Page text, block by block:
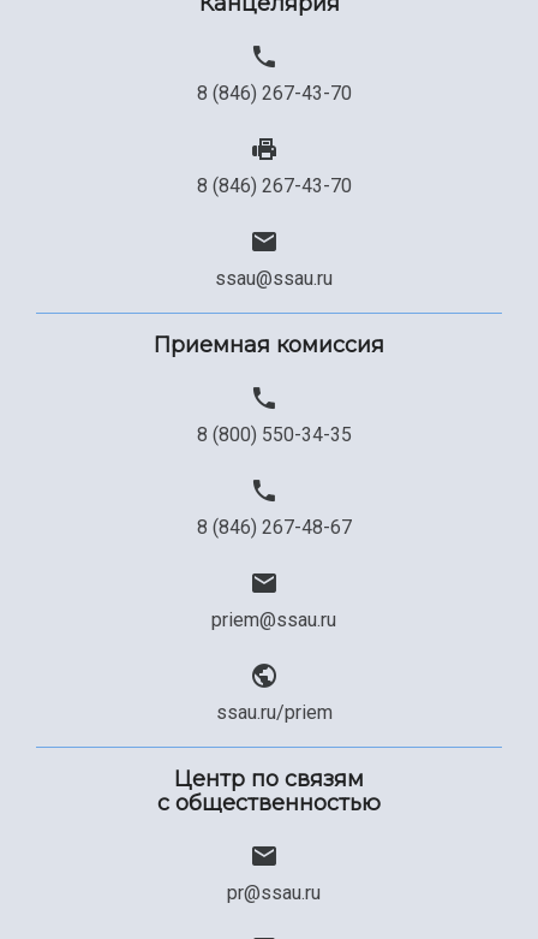
8 (846) 267-43-70
8 (846) 267-43-70
ssau@ssau.ru
Приемная комиссия
8 (800) 550-34-35
8 (846) 267-48-67
priem@ssau.ru
ssau.ru/priem
Центр по связям
с общественностью
pr@ssau.ru